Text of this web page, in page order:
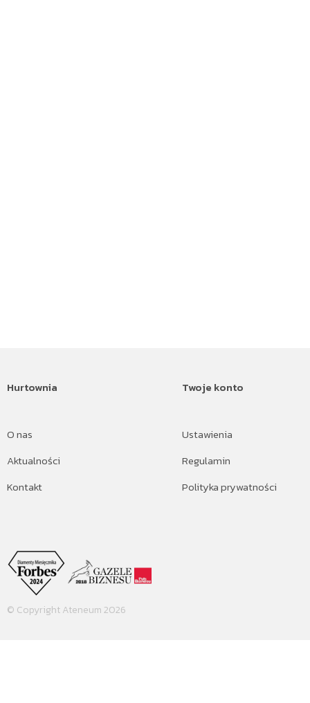
Hurtownia
O nas
Aktualności
Kontakt
Twoje konto
Ustawienia
Regulamin
Polityka prywatności
© Copyright Ateneum 2026